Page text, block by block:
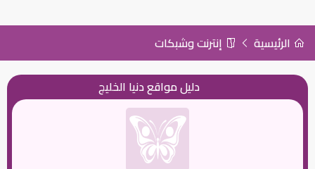
الرئيسية إنترنت وشبكات
دليل مواقع دنيا الخليج